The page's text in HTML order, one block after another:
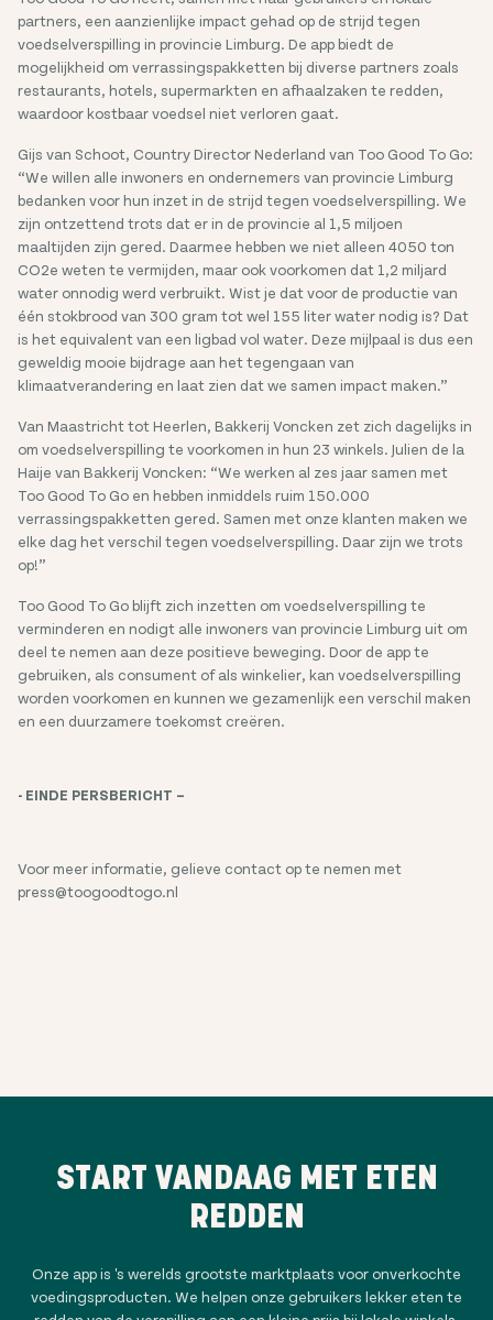
partners, een aanzienlijke impact gehad op de strijd tegen
voedselverspilling in provincie Limburg. De app biedt de
mogelijkheid om verrassingspakketten bij diverse partners zoals
restaurants, hotels, supermarkten en afhaalzaken te redden,
waardoor kostbaar voedsel niet verloren gaat.
Gijs van Schoot, Country Director Nederland van Too Good To Go:
“We willen alle inwoners en ondernemers van provincie Limburg
bedanken voor hun inzet in de strijd tegen voedselverspilling. We
zijn ontzettend trots dat er in de provincie al 1,5 miljoen
maaltijden zijn gered. Daarmee hebben we niet alleen 4050 ton
CO2e weten te vermijden, maar ook voorkomen dat 1,2 miljard
water onnodig werd verbruikt. Wist je dat voor de productie van
één stokbrood van 300 gram tot wel 155 liter water nodig is? Dat
is het equivalent van een ligbad vol water. Deze mijlpaal is dus een
geweldig mooie bijdrage aan het tegengaan van
klimaatverandering en laat zien dat we samen impact maken.”
Van Maastricht tot Heerlen, Bakkerij Voncken zet zich dagelijks in
om voedselverspilling te voorkomen in hun 23 winkels. Julien de la
Haije van Bakkerij Voncken: “We werken al zes jaar samen met
Too Good To Go en hebben inmiddels ruim 150.000
verrassingspakketten gered. Samen met onze klanten maken we
elke dag het verschil tegen voedselverspilling. Daar zijn we trots
op!”
Too Good To Go blijft zich inzetten om voedselverspilling te
verminderen en nodigt alle inwoners van provincie Limburg uit om
deel te nemen aan deze positieve beweging. Door de app te
gebruiken, als consument of als winkelier, kan voedselverspilling
worden voorkomen en kunnen we gezamenlijk een verschil maken
en een duurzamere toekomst creëren.
- EINDE PERSBERICHT –
Voor meer informatie, gelieve contact op te nemen met
press@toogoodtogo.nl
START VANDAAG MET ETEN
REDDEN
Onze app is 's werelds grootste marktplaats voor onverkochte
voedingsproducten. We helpen onze gebruikers lekker eten te